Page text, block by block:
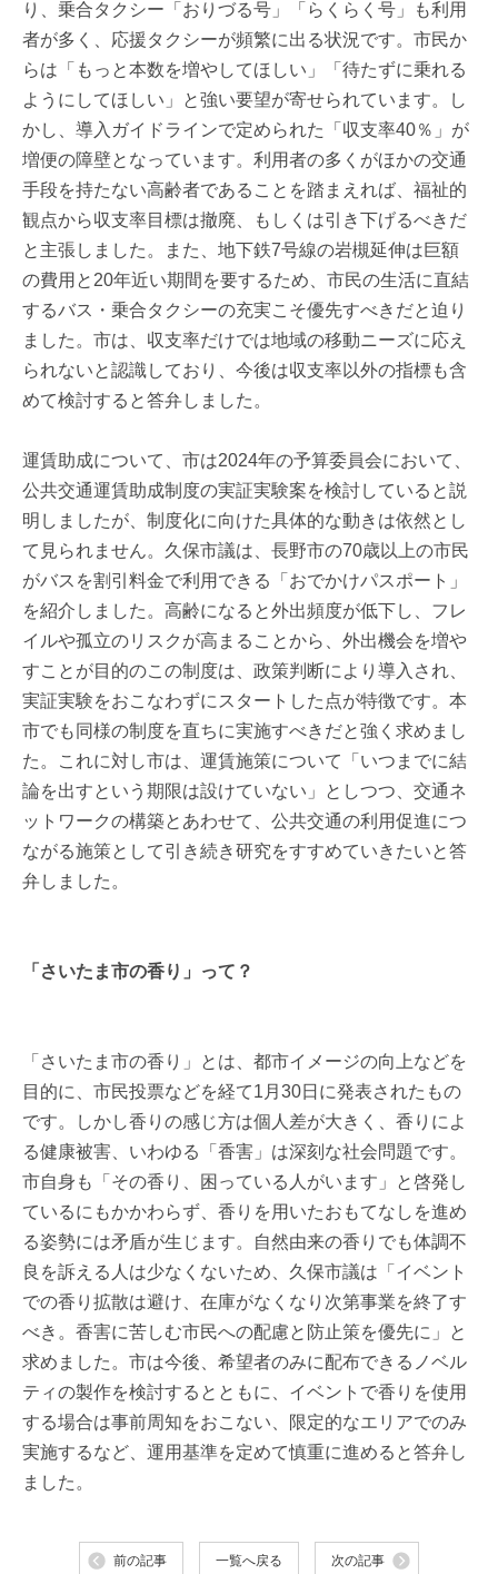
り、乗合タクシー「おりづる号」「らくらく号」も利用
者が多く、応援タクシーが頻繁に出る状況です。市民か
らは「もっと本数を増やしてほしい」「待たずに乗れる
ようにしてほしい」と強い要望が寄せられています。し
かし、導入ガイドラインで定められた「収支率40％」が
増便の障壁となっています。利用者の多くがほかの交通
手段を持たない高齢者であることを踏まえれば、福祉的
観点から収支率目標は撤廃、もしくは引き下げるべきだ
と主張しました。また、地下鉄7号線の岩槻延伸は巨額
の費用と20年近い期間を要するため、市民の生活に直結
するバス・乗合タクシーの充実こそ優先すべきだと迫り
ました。市は、収支率だけでは地域の移動ニーズに応え
られないと認識しており、今後は収支率以外の指標も含
めて検討すると答弁しました。
運賃助成について、市は2024年の予算委員会において、
公共交通運賃助成制度の実証実験案を検討していると説
明しましたが、制度化に向けた具体的な動きは依然とし
て見られません。久保市議は、長野市の70歳以上の市民
がバスを割引料金で利用できる「おでかけパスポート」
を紹介しました。高齢になると外出頻度が低下し、フレ
イルや孤立のリスクが高まることから、外出機会を増や
すことが目的のこの制度は、政策判断により導入され、
実証実験をおこなわずにスタートした点が特徴です。本
市でも同様の制度を直ちに実施すべきだと強く求めまし
た。これに対し市は、運賃施策について「いつまでに結
論を出すという期限は設けていない」としつつ、交通ネ
ットワークの構築とあわせて、公共交通の利用促進につ
ながる施策として引き続き研究をすすめていきたいと答
弁しました。
「さいたま市の香り」って？
「さいたま市の香り」とは、都市イメージの向上などを
目的に、市民投票などを経て1月30日に発表されたもの
です。しかし香りの感じ方は個人差が大きく、香りによ
る健康被害、いわゆる「香害」は深刻な社会問題です。
市自身も「その香り、困っている人がいます」と啓発し
ているにもかかわらず、香りを用いたおもてなしを進め
る姿勢には矛盾が生じます。自然由来の香りでも体調不
良を訴える人は少なくないため、久保市議は「イベント
での香り拡散は避け、在庫がなくなり次第事業を終了す
べき。香害に苦しむ市民への配慮と防止策を優先に」と
求めました。市は今後、希望者のみに配布できるノベル
ティの製作を検討するとともに、イベントで香りを使用
する場合は事前周知をおこない、限定的なエリアでのみ
実施するなど、運用基準を定めて慎重に進めると答弁し
ました。
前の記事 一覧へ戻る 次の記事